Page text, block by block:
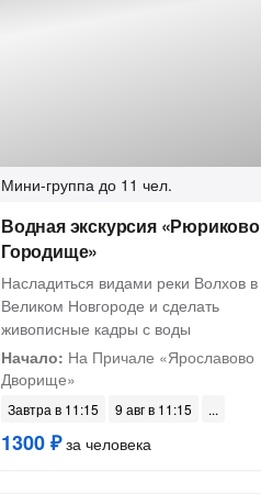
Мини-группа до 11 чел.
Водная экскурсия «Рюриково
Городище»
Насладиться видами реки Волхов в
Великом Новгороде и сделать
живописные кадры с воды
Начало: На Причале «Ярославово
Дворище»
Завтра в 11:15 9 авг в 11:15
1300 ₽за человека